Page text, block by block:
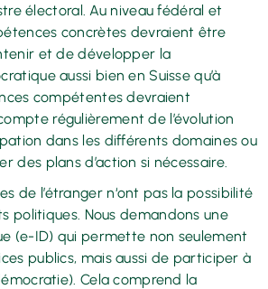
électoral. Au niveau fédéral et
concrètes devraient être
et de développer la
aussi bien en Suisse qu’à
compétentes devraient
régulièrement de l’évolution
dans les différents domaines ou
des plans d’action si nécessaire.
de l’étranger n‘ont pas la possibilité
politiques. Nous demandons une
(e-ID) qui permette non seulement
publics, mais aussi de participer à
Cela comprend la